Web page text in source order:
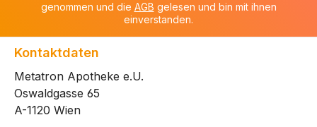
genommen und die AGB gelesen und bin mit ihnen
einverstanden.
Kontaktdaten
Metatron Apotheke e.U.
Oswaldgasse 65
A-1120 Wien